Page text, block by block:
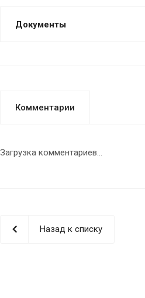
Документы
Комментарии
Загрузка комментариев...
Назад к списку